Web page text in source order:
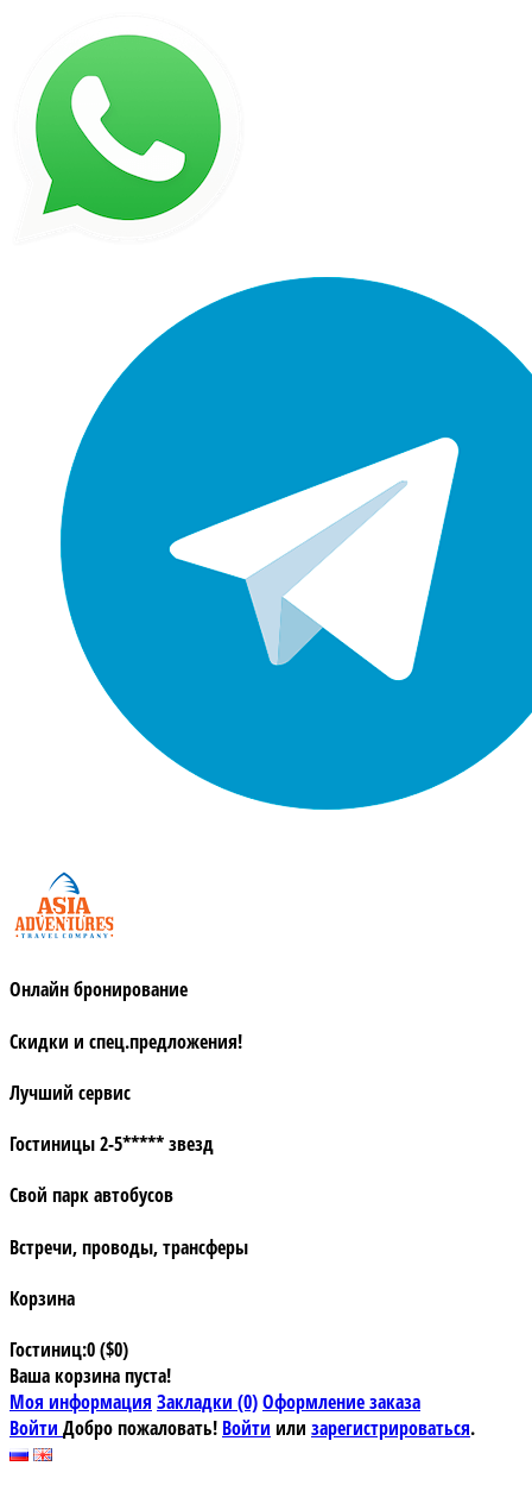
Онлайн бронирование
Скидки и спец.предложения!
Лучший сервис
Гостиницы 2-5***** звезд
Свой парк автобусов
Встречи, проводы, трансферы
Корзина
Гостиниц:0 ($0)
Ваша корзина пуста!
Моя информация Закладки (0)Оформление заказа
Войти Добро пожаловать! Войти или зарегистрироваться.